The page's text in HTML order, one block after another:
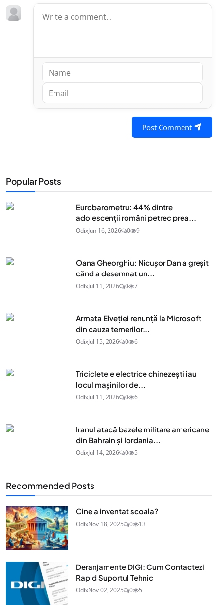
Post Comment
Popular Posts
Eurobarometru: 44% dintre
adolescenţii români petrec prea...
OdixJun 16, 2026 0 9
Oana Gheorghiu: Nicușor Dan a greșit
când a desemnat un...
OdixJul 11, 2026 0 7
Armata Elveției renunță la Microsoft
din cauza temerilor...
OdixJul 15, 2026 0 6
Tricicletele electrice chinezești iau
locul mașinilor de...
OdixJul 11, 2026 0 6
Iranul atacă bazele militare americane
din Bahrain și Iordania...
OdixJul 14, 2026 0 5
Recommended Posts
Cine a inventat scoala?
OdixNov 18, 2025 0 13
Deranjamente DIGI: Cum Contactezi
Rapid Suportul Tehnic
OdixNov 02, 2025 0 5